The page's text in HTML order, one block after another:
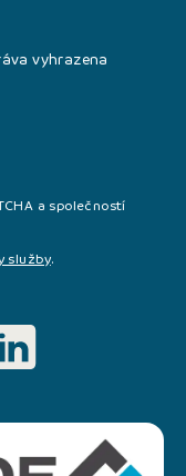
vyhrazena
a společností
služby.